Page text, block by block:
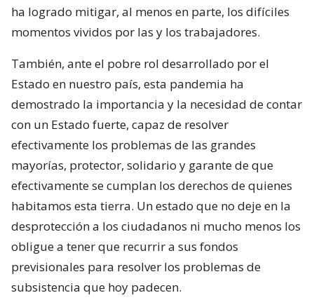
ha logrado mitigar, al menos en parte, los difíciles
momentos vividos por las y los trabajadores.
También, ante el pobre rol desarrollado por el
Estado en nuestro país, esta pandemia ha
demostrado la importancia y la necesidad de contar
con un Estado fuerte, capaz de resolver
efectivamente los problemas de las grandes
mayorías, protector, solidario y garante de que
efectivamente se cumplan los derechos de quienes
habitamos esta tierra. Un estado que no deje en la
desprotección a los ciudadanos ni mucho menos los
obligue a tener que recurrir a sus fondos
previsionales para resolver los problemas de
subsistencia que hoy padecen.